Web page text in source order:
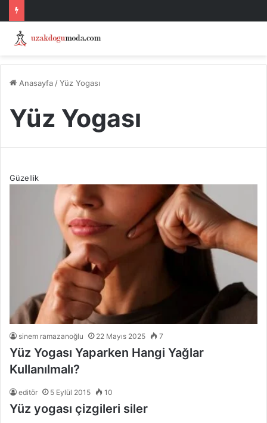
Anasayfa /Yüz Yogası
Yüz Yogası
Güzellik
sinem ramazanoğlu 22 Mayıs 2025 7
Yüz Yogası Yaparken Hangi Yağlar
Kullanılmalı?
editör 5 Eylül 2015 10
Yüz yogası çizgileri siler